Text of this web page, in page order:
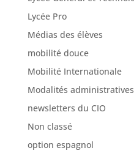
Lycée Pro
Médias des élèves
mobilité douce
Mobilité Internationale
Modalités administratives
newsletters du CIO
Non classé
option espagnol